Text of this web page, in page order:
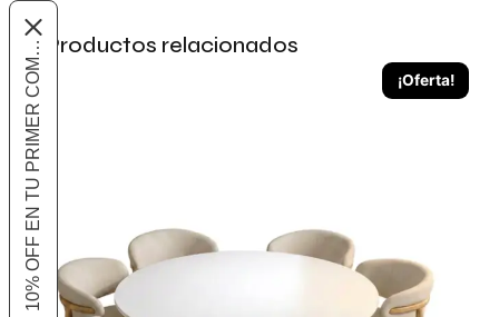
Productos relacionados
¡Oferta!
10% OFF EN TU PRIMER COMPRA